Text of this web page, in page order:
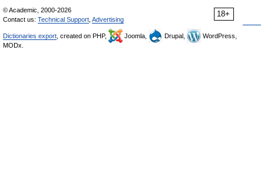
18+
© Academic, 2000-2026
Contact us: Technical Support Advertising
Dictionaries export , created on PHP, Joomla, Drupal,
WordPress,
MODx.